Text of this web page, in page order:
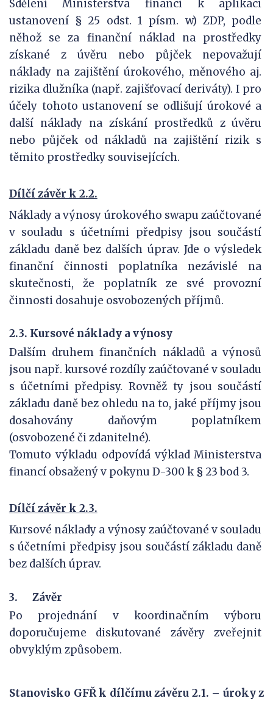
Sdělení Ministerstva financí k aplikaci
ustanovení § 25 odst. 1 písm. w) ZDP, podle
něhož se za finanční náklad na prostředky
získané z úvěru nebo půjček nepovažují
náklady na zajištění úrokového, měnového aj.
rizika dlužníka (např. zajišťovací deriváty). I pro
účely tohoto ustanovení se odlišují úrokové a
další náklady na získání prostředků z úvěru
nebo půjček od nákladů na zajištění rizik s
těmito prostředky souvisejících.
Dílčí závěr k 2.2.
Náklady a výnosy úrokového swapu zaúčtované
v souladu s účetními předpisy jsou součástí
základu daně bez dalších úprav. Jde o výsledek
finanční činnosti poplatníka nezávislé na
skutečnosti, že poplatník ze své provozní
činnosti dosahuje osvobozených příjmů.
2.3. Kursové náklady a výnosy
Dalším druhem finančních nákladů a výnosů
jsou např. kursové rozdíly zaúčtované v souladu
s účetními předpisy. Rovněž ty jsou součástí
základu daně bez ohledu na to, jaké příjmy jsou
dosahovány daňovým poplatníkem
(osvobozené či zdanitelné).
Tomuto výkladu odpovídá výklad Ministerstva
financí obsažený v pokynu D-300 k § 23 bod 3.
Dílčí závěr k 2.3.
Kursové náklady a výnosy zaúčtované v souladu
s účetními předpisy jsou součástí základu daně
bez dalších úprav.
3.
Závěr
Po projednání v koordinačním výboru
doporučujeme diskutované závěry zveřejnit
obvyklým způsobem.
Stanovisko GFŘ k dílčímu závěru 2.1. – úroky z